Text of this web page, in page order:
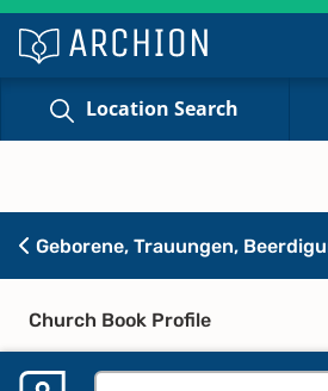
Location Search
Geborene, Trauungen,
Church Book Profile